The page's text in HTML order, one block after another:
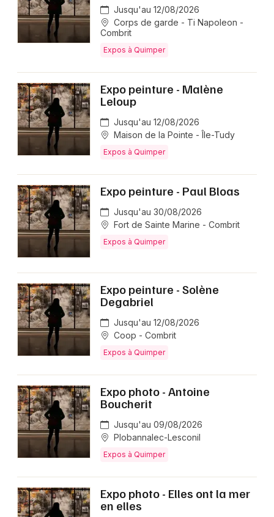
Jusqu'au 12/08/2026
Corps de garde - Ti Napoleon -
Combrit
Expos à Quimper
Expo peinture - Malène
Leloup
Jusqu'au 12/08/2026
Maison de la Pointe - Île-Tudy
Expos à Quimper
Expo peinture - Paul Bloas
Jusqu'au 30/08/2026
Fort de Sainte Marine - Combrit
Expos à Quimper
Expo peinture - Solène
Degabriel
Jusqu'au 12/08/2026
Coop - Combrit
Expos à Quimper
Expo photo - Antoine
Boucherit
Jusqu'au 09/08/2026
Plobannalec-Lesconil
Expos à Quimper
Expo photo - Elles ont la mer
en elles